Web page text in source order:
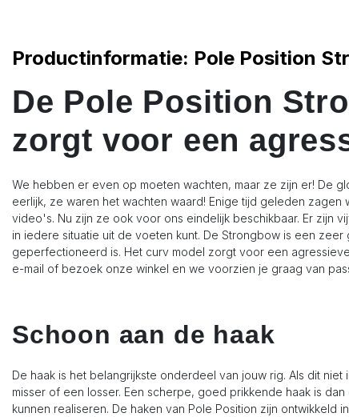
Productinformatie: Pole Position
De Pole Position
zorgt voor een
We hebben er even op moeten wachten, maar ze zijn er! De
eerlijk, ze waren het wachten waard! Enige tijd geleden zagen
video's. Nu zijn ze ook voor ons eindelijk beschikbaar. Er zijn
in iedere situatie uit de voeten kunt. De Strongbow is een
geperfectioneerd is. Het curv model zorgt voor een
e-mail of bezoek onze winkel en we voorzien je graag van
Schoon aan de haak
De haak is het belangrijkste onderdeel van jouw rig. Als dit
misser of een losser. Een scherpe, goed prikkende haak is
kunnen realiseren. De haken van Pole Position zijn ontwikkeld